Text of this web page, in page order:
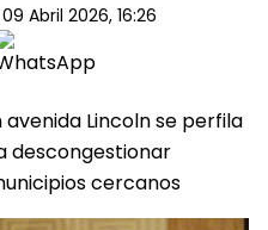
09 Abril 2026, 16:26
Lincoln se perfila
descongestionar
cercanos